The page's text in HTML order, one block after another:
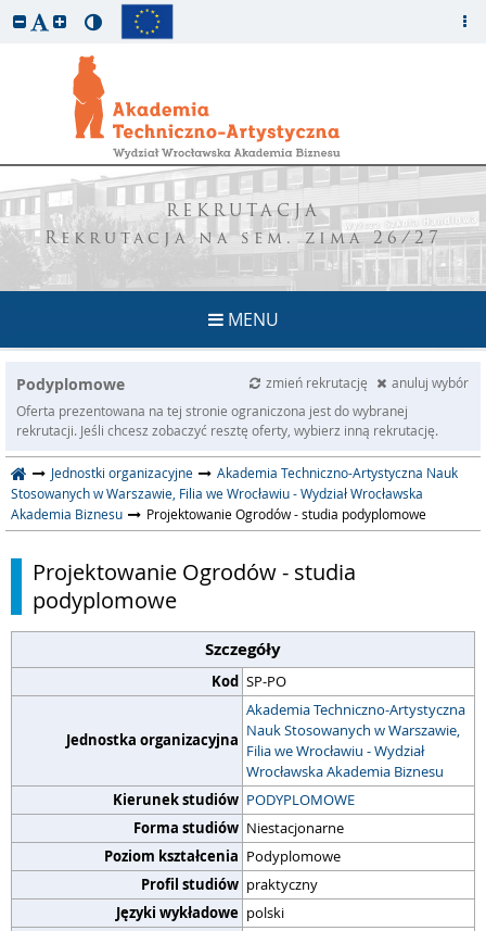
REKRUTACJA
Rekrutacja na sem. zima 26/27
MENU
Podyplomowe zmień rekrutację
anuluj wybór
Oferta prezentowana na tej stronie ograniczona jest do wybranej
rekrutacji. Jeśli chcesz zobaczyć resztę oferty, wybierz inną rekrutację.
Jednostki organizacyjne
Akademia Techniczno-Artystyczna Nauk
Stosowanych w Warszawie, Filia we Wrocławiu - Wydział Wrocławska
Akademia Biznesu
Projektowanie Ogrodów - studia podyplomowe
Projektowanie Ogrodów - studia
podyplomowe
Szczegóły
Kod SP-PO
Jednostka organizacyjna
Akademia Techniczno-Artystyczna
Nauk Stosowanych w Warszawie,
Filia we Wrocławiu - Wydział
Wrocławska Akademia Biznesu
Kierunek studiów PODYPLOMOWE
Forma studiów Niestacjonarne
Poziom kształcenia Podyplomowe
Profil studiów praktyczny
Języki wykładowe polski